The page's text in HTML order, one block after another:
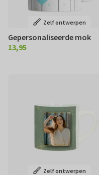
Zelf ontwerpen
Gepersonaliseerde mok
€ 13,95
13,95
Zelf ontwerpen